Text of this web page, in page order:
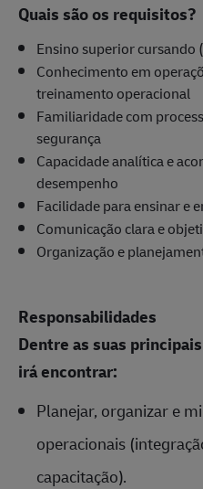
Quais são os requisitos?
Ensino superior cursando
Conhecimento em
treinamento operacional
Familiaridade com
segurança
Capacidade analítica e
desempenho
Facilidade para ensinar e
Comunicação clara e
Organização e
Responsabilidades
Dentre as suas
irá encontrar:
Planejar, organizar e
operacionais
capacitação).